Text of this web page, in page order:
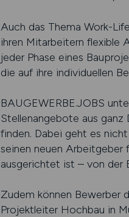
Auch das Thema Work-
ihren Mitarbeitern flexible
jeder Phase eines
die auf ihre individuellen
BAUGEWERBE.JOBS
Stellenangebote aus ganz
finden. Dabei geht es
seinen neuen Arbeitgeber
ausgerichtet ist – von der
Zudem können Bewerber
Projektleiter Hochbau in